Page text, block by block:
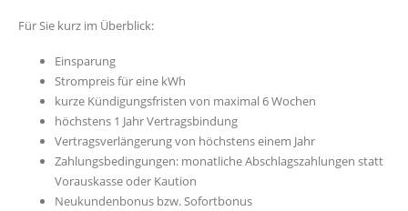
Für Sie kurz im Überblick:
Einsparung
Strompreis für eine kWh
kurze Kündigungsfristen von maximal 6 Wochen
höchstens 1 Jahr Vertragsbindung
Vertragsverlängerung von höchstens einem Jahr
Zahlungsbedingungen: monatliche Abschlagszahlungen statt
Vorauskasse oder Kaution
Neukundenbonus bzw. Sofortbonus